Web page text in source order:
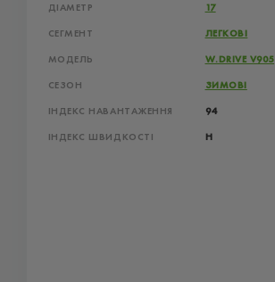
ДІАМЕТР 17
СЕГМЕНТ ЛЕГКОВІ
МОДЕЛЬ W.DRIVE V905
СЕЗОН ЗИМОВІ
ІНДЕКС НАВАНТАЖЕННЯ 94
ІНДЕКС ШВИДКОСТІ H